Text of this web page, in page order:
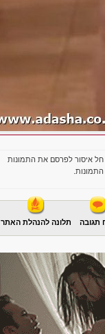
איסור לפרסם את התמונות
תגובה תלונה להנהלת האתר